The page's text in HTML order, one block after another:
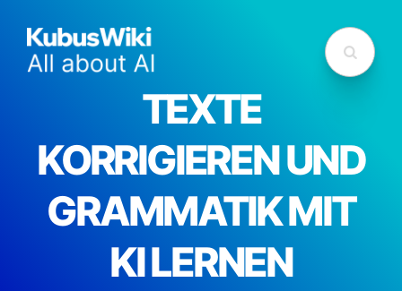
TEXTE
KORRIGIEREN UND
GRAMMATIK MIT
KI LERNEN